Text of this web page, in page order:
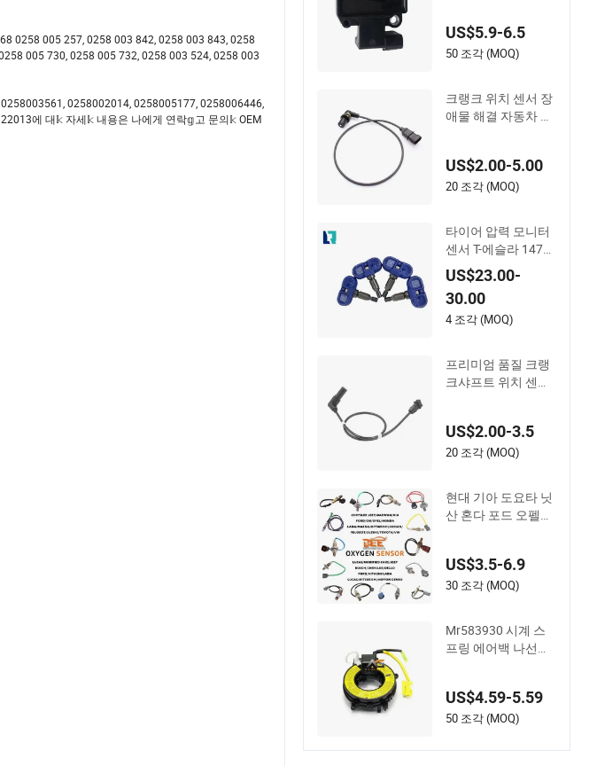
0258 005 257, 0258 003 842, 0258 003 843, 0258
005 730, 0258 005 732, 0258 003 524, 0258 003
0258003561, 0258002014, 0258005177, 0258006446,
에 대𝕜 자세𝕜 내용은 나에게 연락𝕘고 문의𝕜 OEM
US$5.9-6.5
50 조각 (MOQ)
크랭크 위치 센서 장
애물 해결 자동차 부
213-1647 1045611
8 체리용
US$2.00-5.00
20 조각 (MOQ)
타이어 압력 모니터
센서 T-에슬라 1472
547 1472547g 149
0701-01-C 1490701
-01-B 1490700-00-B
US$23.00-
30.00
4 조각 (MOQ)
프리미엄 품질 크랭
크샤프트 위치 센서
5 S101938001z 자
동차 CKP 센서 GM
US$2.00-3.5
20 조각 (MOQ)
현대 기아 도요타 닛
산 혼다 포드 오펠용
US$3.5-6.9
30 조각 (MOQ)
Mr583930 시계 스
프링 에어백 나선형
에어백 시계 스프링
접촉 릴 코일 스프링
US$4.59-5.59
50 조각 (MOQ)